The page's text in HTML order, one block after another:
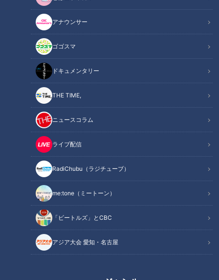
アナウンサー
ゴゴスマ
ドキュメンタリー
THE TIME,
ニュースコラム
ライブ配信
RadiChubu（ラジチューブ）
me:tone（ミートーン）
「ビートルズ」とCBC
アジア大会 愛知・名古屋
この記事を見たあなたへのおすすめ
野村真美【スジナシ】「キライ
なら言って！」鶴瓶に激高し、
割り箸の束をブン投げる
勝村政信【スジナシ】「最低や
この男！」鶴瓶が笑顔で発狂!?
【ええやん】ザコシ乱入が地上
波に大進出！【OPトーク】